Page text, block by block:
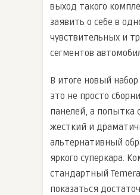
выход такого
заявить о себе в
чувствительных и
сегментов
В итоге новый
это не просто
панелей, а попытка
жесткий и
альтернативный
яркого суперкара.
стандартный
показаться